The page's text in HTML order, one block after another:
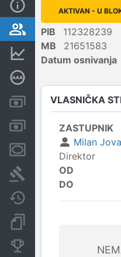
Vlasnička struktura
Kreditni limit
Računi i blokade
Menice i zaloge
Sudski sporovi
Konkurentske
AKTIVAN - U
PIB
112328239
MB
21651583
Datum osnivanja
VLASNIČKA
ZASTUPNIK
Milan
Direktor
OD
DO